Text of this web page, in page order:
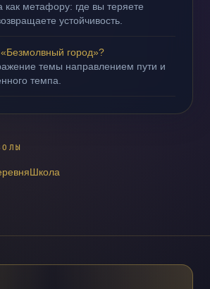
как метафору: где вы теряете
устойчивость.
город»?
темы направлением пути и
темпа.
Школа